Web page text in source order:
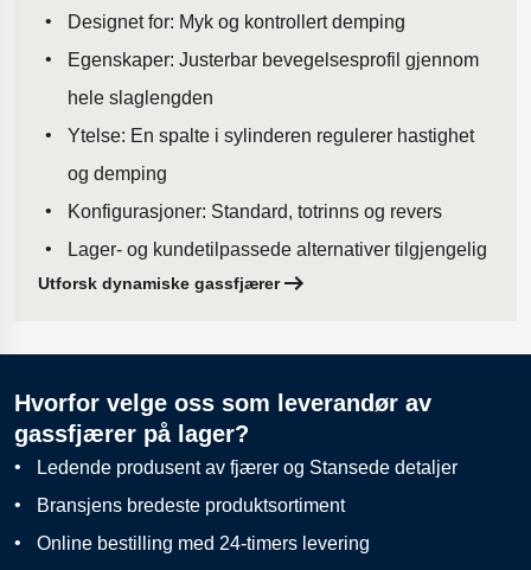
Designet for: Myk og kontrollert demping
Egenskaper: Justerbar bevegelsesprofil gjennom
hele slaglengden
Ytelse: En spalte i sylinderen regulerer hastighet
og demping
Konfigurasjoner: Standard, totrinns og revers
Lager- og kundetilpassede alternativer tilgjengelig
Utforsk dynamiske gassfjærer
Hvorfor velge oss som leverandør av
gassfjærer på lager?
Ledende produsent av fjærer og Stansede detaljer
Bransjens bredeste produktsortiment
Online bestilling med 24-timers levering